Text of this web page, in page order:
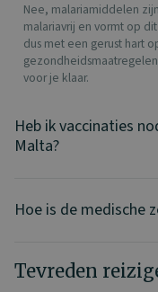
Nee, malariamiddelen
malariavrij en vormt op
dus met een gerust hart
voor je klaar.
Heb ik vaccinaties
Malta?
Hoe is de medische
Tevreden